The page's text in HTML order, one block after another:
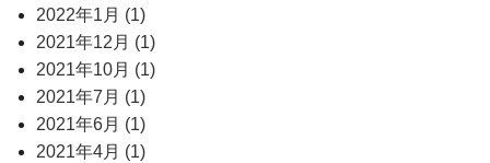
2022年1月 (1)
2021年12月 (1)
2021年10月 (1)
2021年7月 (1)
2021年6月 (1)
2021年4月 (1)